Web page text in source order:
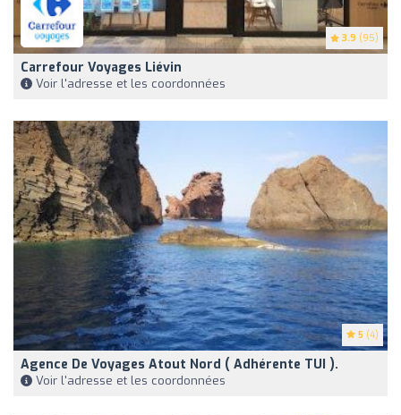
3.9 (95)
Carrefour Voyages Liévin
Voir l'adresse et les coordonnées
5 (4)
Agence De Voyages Atout Nord ( Adhérente TUI ).
Voir l'adresse et les coordonnées